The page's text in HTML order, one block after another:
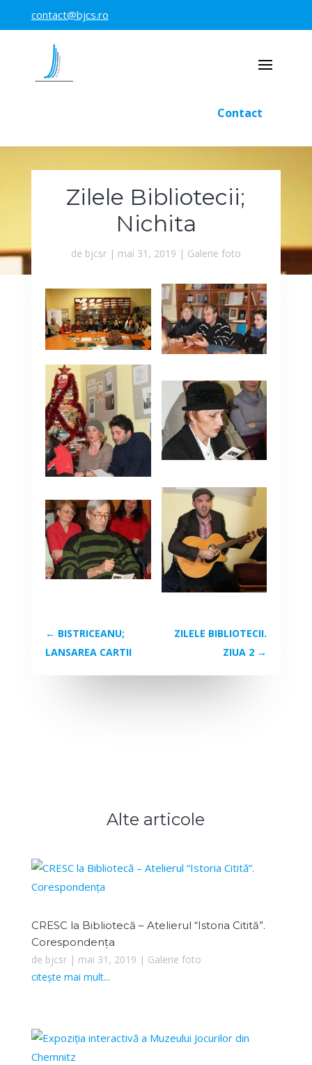
contact@bjcs.ro
Contact
Zilele Bibliotecii;
Nichita
de bjcsr| mai 31, 2019 | Galerie foto
← BISTRICEANU;
LANSAREA CARTII
ZILELE BIBLIOTECII.
ZIUA 2 →
Alte articole
CRESC la Bibliotecă – Atelierul “Istoria Citită”.
Corespondența
de bjcsr| mai 31, 2019 | Galerie foto
citește mai mult...